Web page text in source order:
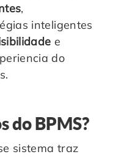
,
inteligentes
e
do
do BPMS?
sistema traz